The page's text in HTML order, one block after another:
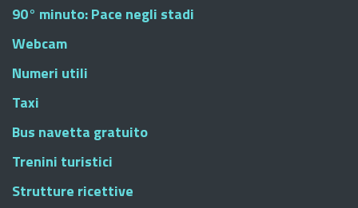
90° minuto: Pace negli stadi
Webcam
Numeri utili
Taxi
Bus navetta gratuito
Trenini turistici
Strutture ricettive